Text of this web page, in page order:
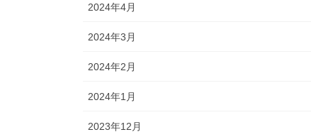
2024年4月
2024年3月
2024年2月
2024年1月
2023年12月